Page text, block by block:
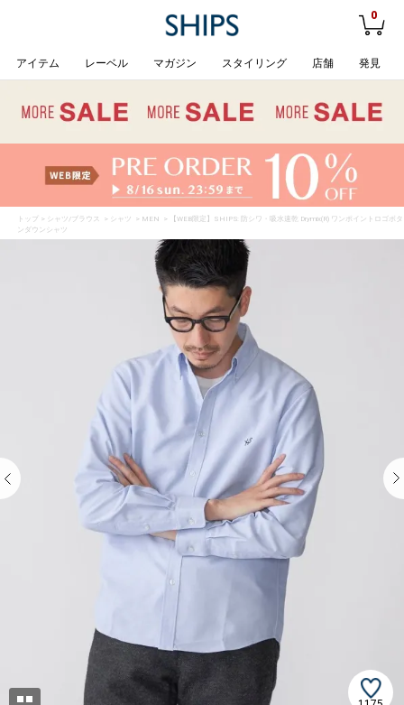
0
アイテム レーベル マガジン スタイリング 店舗 発見
トップ > シャツ/ブラウス > シャツ > MEN > 【WEB限定】SHIPS: 防シワ・吸水速乾 Drymix(R) ワンポイントロゴボタ
ンダウンシャツ